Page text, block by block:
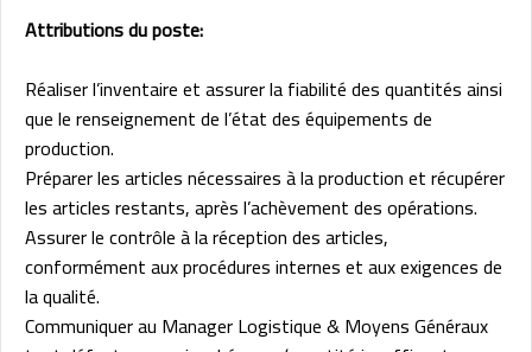
Attributions du poste:
Réaliser l’inventaire et assurer la fiabilité des quantités ainsi
que le renseignement de l’état des équipements de
production.
Préparer les articles nécessaires à la production et récupérer
les articles restants, après l’achèvement des opérations.
Assurer le contrôle à la réception des articles,
conformément aux procédures internes et aux exigences de
la qualité.
Communiquer au Manager Logistique & Moyens Généraux